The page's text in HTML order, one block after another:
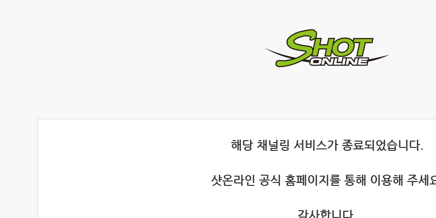
해당 채널링 서비스가 종료되었습니다.
샷온라인 공식 홈페이지를 통해 이용해 주세